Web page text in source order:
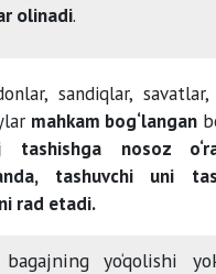
olinadi.
sandiqlar,
mahkam bog‘langan
tashishga nosoz
tashuvchi uni
rad etadi.
bagajning yo‘qolishi